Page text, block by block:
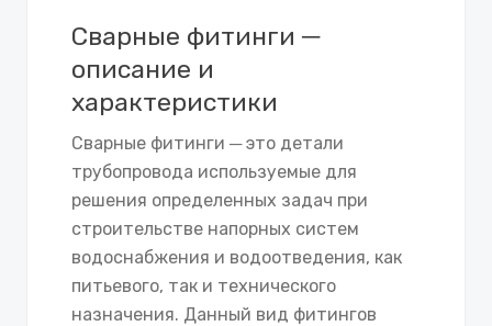
Сварные фитинги ─
описание и
характеристики
Сварные фитинги ─ это детали
трубопровода используемые для
решения определенных задач при
строительстве напорных систем
водоснабжения и водоотведения, как
питьевого, так и технического
назначения. Данный вид фитингов